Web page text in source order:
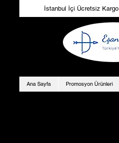
İstanbul İçi Ücretsiz Kargo
Ana Sayfa Promosyon Ürünleri